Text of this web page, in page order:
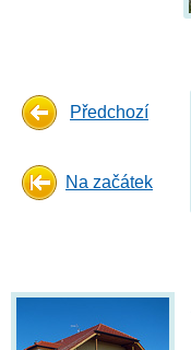
Předchozí
Na začátek